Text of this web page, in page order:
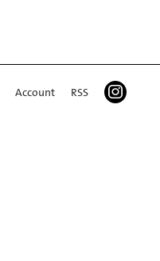
Account RSS